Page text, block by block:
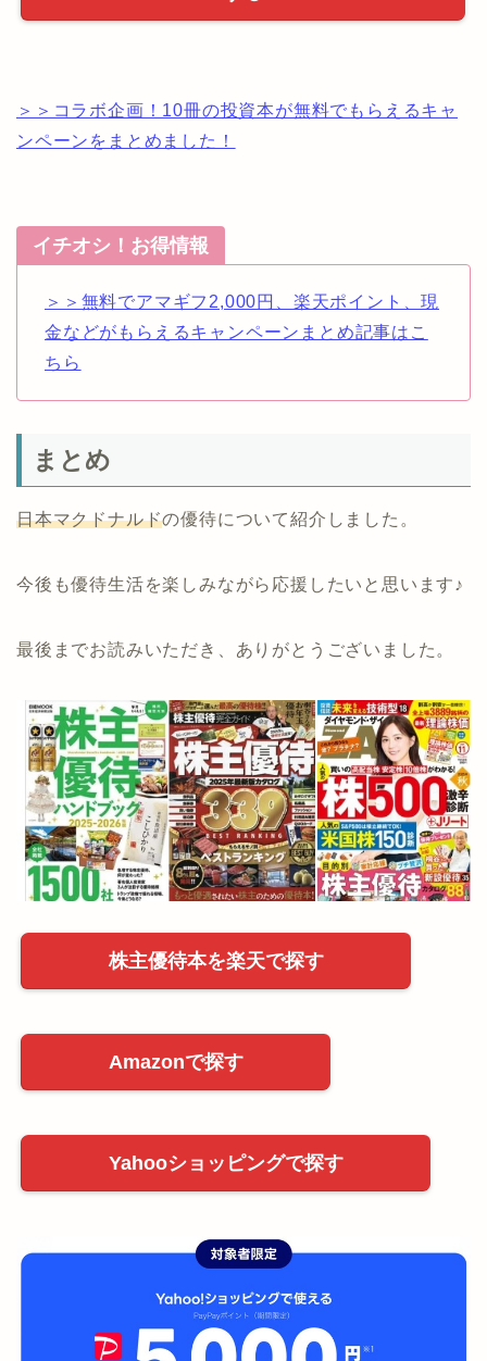
＞＞コラボ企画！10冊の投資本が無料でもらえるキャ
ンペーンをまとめました！
イチオシ！お得情報
＞＞無料でアマギフ2,000円、楽天ポイント、現
金などがもらえるキャンペーンまとめ記事はこ
ちら
まとめ
日本マクドナルドの優待について紹介しました。
今後も優待生活を楽しみながら応援したいと思います♪
最後までお読みいただき、ありがとうございました。
株主優待本を楽天で探す
Amazonで探す
Yahooショッピングで探す